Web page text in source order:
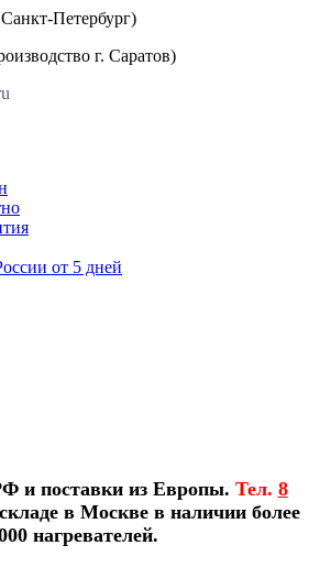
Санкт-Петербург)
г. Саратов)
от 5 дней
и поставки из Европы. Тел. 8
в Москве в наличии более
нагревателей.